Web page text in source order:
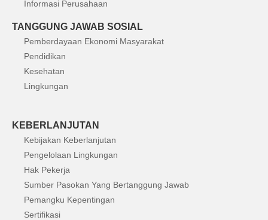
Informasi Perusahaan
TANGGUNG JAWAB SOSIAL
Pemberdayaan Ekonomi Masyarakat
Pendidikan
Kesehatan
Lingkungan
KEBERLANJUTAN
Kebijakan Keberlanjutan
Pengelolaan Lingkungan
Hak Pekerja
Sumber Pasokan Yang Bertanggung Jawab
Pemangku Kepentingan
Sertifikasi